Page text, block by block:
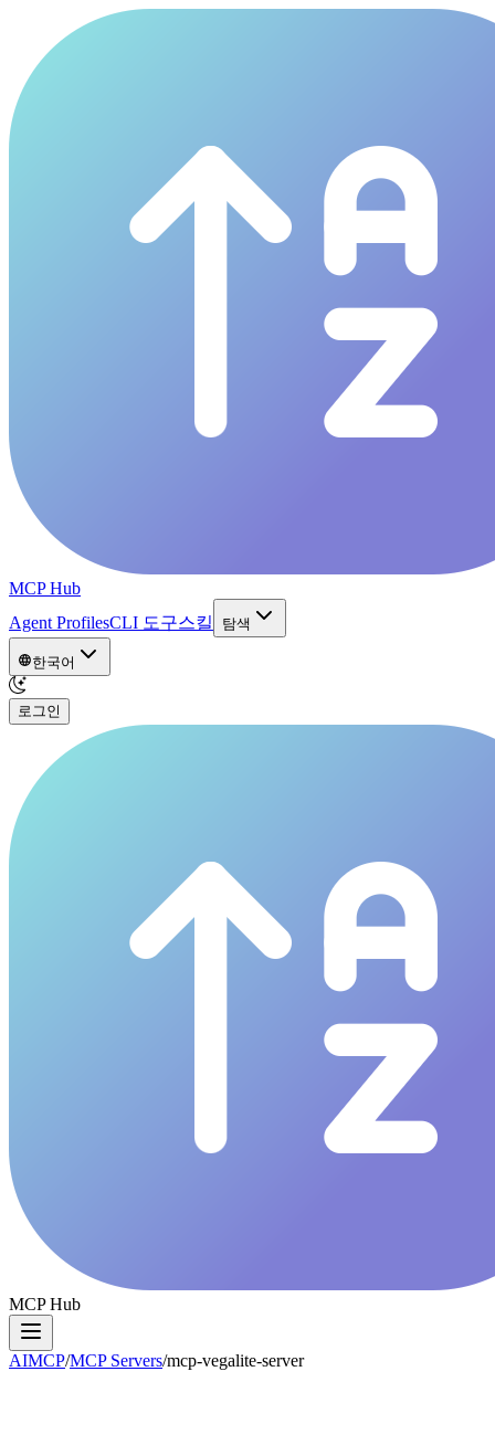
MCP Hub
Agent ProfilesCLI 도구스킬 탐색
한국어
로그인
MCP Hub
AIMCP/MCP Servers/mcp-vegalite-server